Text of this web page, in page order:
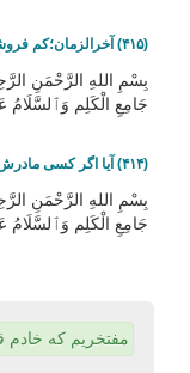
بِسْمِ اللهِ الرَّحْمَنِ الرَّحِيم
جَامِعِ الْكَلِم وَٱلسَّلَامُ
بِسْمِ اللهِ الرَّحْمَنِ الرَّحِيم
جَامِعِ الْكَلِم وَٱلسَّلَامُ
مفتخریم که خادم